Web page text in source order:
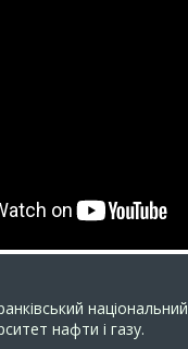
національний
нафти і газу.